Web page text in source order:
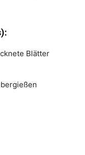
Blätter